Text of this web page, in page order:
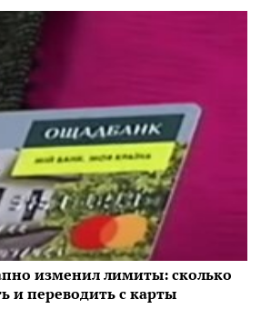
изменил лимиты: сколько
и переводить с карты